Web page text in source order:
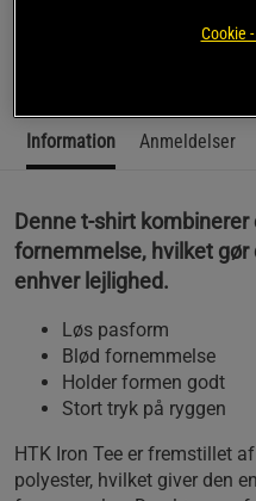
Information Anmeldelser
Denne t-shirt
fornemmelse, hvilket gør
enhver lejlighed.
Løs pasform
Blød fornemmelse
Holder formen godt
Stort tryk på ryggen
HTK Iron Tee er fremstillet
polyester, hvilket giver den
Cookie